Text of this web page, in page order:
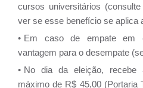
cursos universitários
ver se esse benefício se aplica
Em caso de empate em
vantagem para o desempate
No dia da eleição, recebe
máximo de R$ 45,00 (Portaria